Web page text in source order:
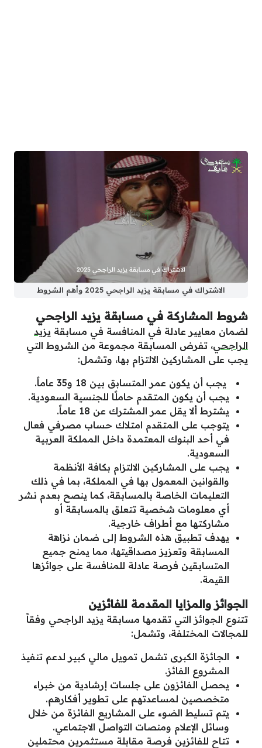
الاشتراك في مسابقة يزيد الراجحي 2025 وأهم الشروط
شروط المشاركة في مسابقة يزيد الراجحي
لضمان معايير عادلة في المنافسة في مسابقة يزيد
الراجحي، تفرض المسابقة مجموعة من الشروط التي
يجب على المشاركين الالتزام بها، وتشمل:
يجب أن يكون عمر المتسابق بين 18 و35 عاماً.
يجب أن يكون المتقدم حاملًا للجنسية السعودية.
يشترط ألا يقل عمر المشترك عن 18 عاماً.
يتوجب على المتقدم امتلاك حساب مصرفي فعال
في أحد البنوك المعتمدة داخل المملكة العربية
السعودية.
يجب على المشاركين الالتزام بكافة الأنظمة
والقوانين المعمول بها في المملكة، بما في ذلك
التعليمات الخاصة بالمسابقة، كما ينصح بعدم نشر
أي معلومات شخصية تتعلق بالمسابقة أو
مشاركتها مع أطراف خارجية.
يهدف تطبيق هذه الشروط إلى ضمان نزاهة
المسابقة وتعزيز مصداقيتها، مما يمنح جميع
المتسابقين فرصة عادلة للمنافسة على جوائزها
القيمة.
الجوائز والمزايا المقدمة للفائزين
تتنوع الجوائز التي تقدمها مسابقة يزيد الراجحي وفقاً
للمجالات المختلفة، وتشمل:
الجائزة الكبرى تشمل تمويل مالي كبير لدعم تنفيذ
المشروع الفائز.
يحصل الفائزون على جلسات إرشادية من خبراء
متخصصين لمساعدتهم على تطوير أفكارهم.
يتم تسليط الضوء على المشاريع الفائزة من خلال
وسائل الإعلام ومنصات التواصل الاجتماعي.
تتاح للفائزين فرصة مقابلة مستثمرين محتملين